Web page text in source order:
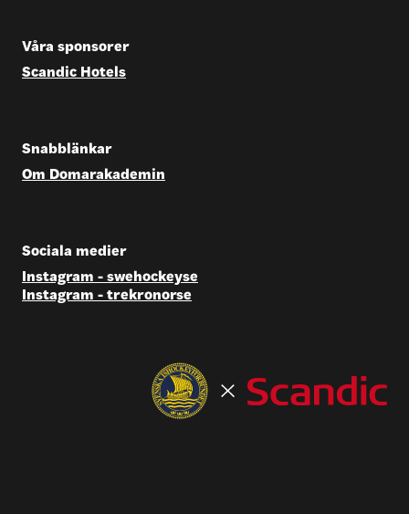
Våra sponsorer
Scandic Hotels
Snabblänkar
Om Domarakademin
Sociala medier
Instagram - swehockeyse
Instagram - trekronorse